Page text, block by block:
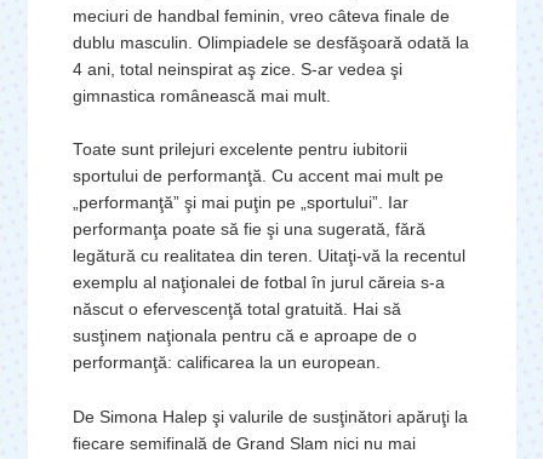
meciuri de handbal feminin, vreo câteva finale de
dublu masculin. Olimpiadele se desfăşoară odată la
4 ani, total neinspirat aş zice. S-ar vedea şi
gimnastica românească mai mult.
Toate sunt prilejuri excelente pentru iubitorii
sportului de performanţă. Cu accent mai mult pe
„performanţă” şi mai puţin pe „sportului”. Iar
performanţa poate să fie şi una sugerată, fără
legătură cu realitatea din teren. Uitaţi-vă la recentul
exemplu al naţionalei de fotbal în jurul căreia s-a
născut o efervescenţă total gratuită. Hai să
susţinem naţionala pentru că e aproape de o
performanţă: calificarea la un european.
De Simona Halep şi valurile de susţinători apăruţi la
fiecare semifinală de Grand Slam nici nu mai